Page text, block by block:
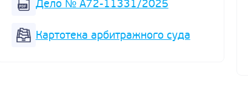
Дело № А72-11331/2025
Картотека арбитражного суда